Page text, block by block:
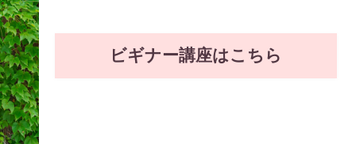
ビギナー講座はこちら